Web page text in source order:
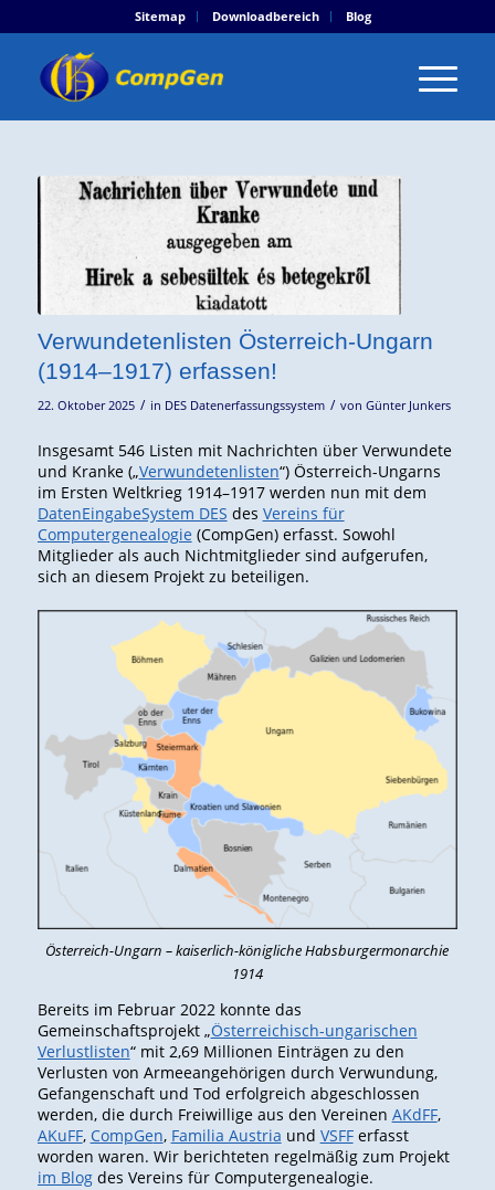
Sitemap Downloadbereich Blog
Verwundetenlisten Österreich-Ungarn
(1914–1917) erfassen!
22. Oktober 2025 / in DES Datenerfassungssystem / von Günter Junkers
Insgesamt 546 Listen mit Nachrichten über Verwundete
und Kranke („Verwundetenlisten“) Österreich-Ungarns
im Ersten Weltkrieg 1914–1917 werden nun mit dem
DatenEingabeSystem DES des Vereins für
Computergenealogie (CompGen) erfasst. Sowohl
Mitglieder als auch Nichtmitglieder sind aufgerufen,
sich an diesem Projekt zu beteiligen.
Österreich-Ungarn – kaiserlich-königliche Habsburgermonarchie
1914
Bereits im Februar 2022 konnte das
Gemeinschaftsprojekt „Österreichisch-ungarischen
Verlustlisten“ mit 2,69 Millionen Einträgen zu den
Verlusten von Armeeangehörigen durch Verwundung,
Gefangenschaft und Tod erfolgreich abgeschlossen
werden, die durch Freiwillige aus den Vereinen AKdFF,
AKuFF, CompGen, Familia Austria und VSFFerfasst
worden waren. Wir berichteten regelmäßig zum Projekt
im Blogdes Vereins für Computergenealogie.